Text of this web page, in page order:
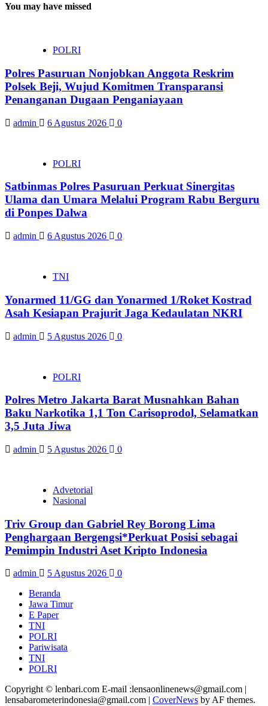
You may have missed
POLRI
Polres Pasuruan Nonjobkan Anggota Reskrim
Polsek Beji, Wujud Komitmen Transparansi
Penanganan Dugaan Penganiayaan
admin 6 Agustus 2026 0
POLRI
Satbinmas Polres Pasuruan Perkuat Sinergitas
Ulama dan Umara Melalui Program Rabu Berguru
di Ponpes Dalwa
admin 6 Agustus 2026 0
TNI
Yonarmed 11/GG dan Yonarmed 1/Roket Kostrad
Asah Kesiapan Prajurit Jaga Kedaulatan NKRI
admin 5 Agustus 2026 0
POLRI
Polres Metro Jakarta Barat Musnahkan Bahan
Baku Narkotika 1,1 Ton Carisoprodol, Selamatkan
3,5 Juta Jiwa
admin 5 Agustus 2026 0
Advetorial
Nasional
Triv Group dan Gabriel Rey Borong Lima
Penghargaan Bergengsi*Perkuat Posisi sebagai
Pemimpin Industri Aset Kripto Indonesia
admin 5 Agustus 2026
0
Beranda
Jawa Timur
E Paper
TNI
POLRI
Pariwisata
TNI
POLRI
Copyright © lenbari.com E-mail :lensaonlinenews@gmail.com |
lensabarometerindonesia@gmail.com | CoverNews by AF themes.